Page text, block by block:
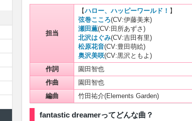
担当
【ハロー、ハッピーワールド！ 】
弦巻こころ(CV:伊藤美来)
瀬田薫(CV:田所あずさ)
北沢はぐみ(CV:吉田有里)
松原花音(CV:豊田萌絵)
奥沢美咲(CV:黒沢ともよ)
作詞
園田智也
作曲
園田智也
編曲
竹田祐介(Elements Garden)
fantastic dreamerってどんな曲？